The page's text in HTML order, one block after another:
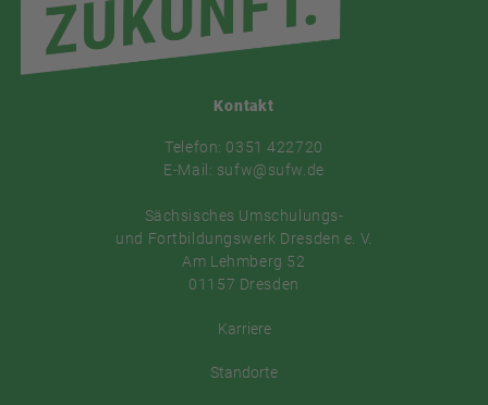
Kontakt
Telefon: 0351 422720
E-Mail: sufw@sufw.de
Sächsisches Umschulungs-
und Fortbildungswerk Dresden e. V.
Am Lehmberg 52
01157 Dresden
Karriere
Standorte